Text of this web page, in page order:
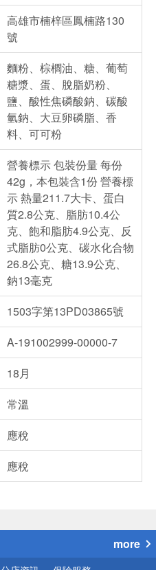
高雄市楠梓區鳳楠路130
號
麵粉、棕櫚油、糖、葡萄
糖漿、蛋、脫脂奶粉、
鹽、酸性焦磷酸鈉、碳酸
氫鈉、大豆卵磷脂、香
料、可可粉
營養標示 包裝份量 每份
42g，本包裝含1份 營養標
示 熱量211.7大卡、蛋白
質2.8公克、脂肪10.4公
克、飽和脂肪4.9公克、反
式脂肪0公克、碳水化合物
26.8公克、糖13.9公克、
鈉13毫克
1503字第13PD03865號
A-191002999-00000-7
18月
常溫
應稅
應稅
more